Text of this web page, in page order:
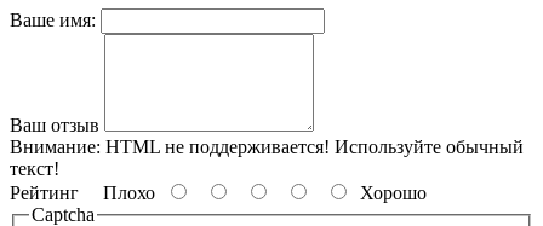
Ваше имя:
Ваш отзыв
Внимание: HTML не поддерживается! Используйте обычный
текст!
Рейтинг Плохо
Хорошо
Captcha